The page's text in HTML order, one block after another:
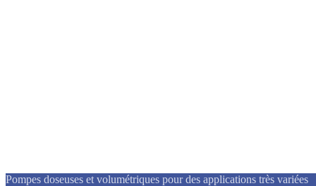
Pompes doseuses et volumétriques pour des applications très variées